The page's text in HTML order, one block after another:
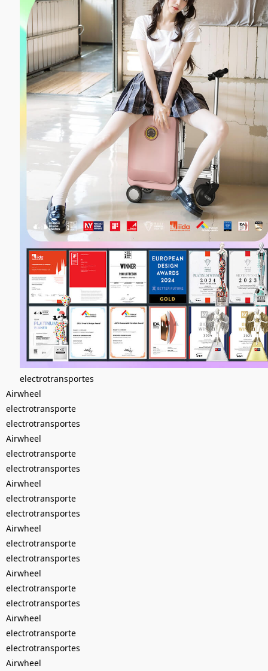
electrotransportes
Airwheel
electrotransporte
electrotransportes
Airwheel
electrotransporte
electrotransportes
Airwheel
electrotransporte
electrotransportes
Airwheel
electrotransporte
electrotransportes
Airwheel
electrotransporte
electrotransportes
Airwheel
electrotransporte
electrotransportes
Airwheel